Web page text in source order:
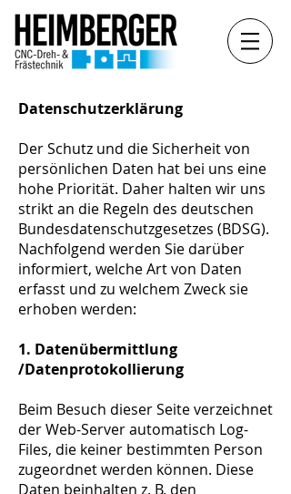
Datenschutzerklärung
Der Schutz und die Sicherheit von
persönlichen Daten hat bei uns eine
hohe Priorität. Daher halten wir uns
strikt an die Regeln des deutschen
Bundesdatenschutzgesetzes (BDSG).
Nachfolgend werden Sie darüber
informiert, welche Art von Daten
erfasst und zu welchem Zweck sie
erhoben werden:
1. Datenübermittlung
/Datenprotokollierung
Beim Besuch dieser Seite verzeichnet
der Web-Server automatisch Log-
Files, die keiner bestimmten Person
zugeordnet werden können. Diese
Daten beinhalten z. B. den